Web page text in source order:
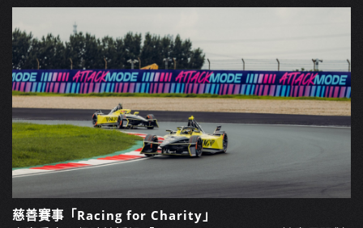
慈善賽事「Racing for Charity」